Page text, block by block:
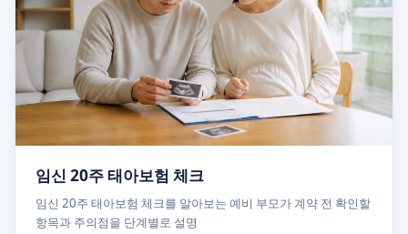
임신 20주 태아보험 체크
임신 20주 태아보험 체크를 알아보는 예비 부모가 계약 전 확인할
항목과 주의점을 단계별로 설명